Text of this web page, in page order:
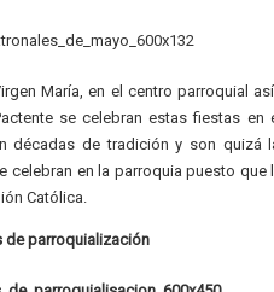
María, en el centro parroquial
se celebran estas fiestas en
décadas de tradición y son quizá
celebran en la parroquia puesto que
Católica.
de parroquialización